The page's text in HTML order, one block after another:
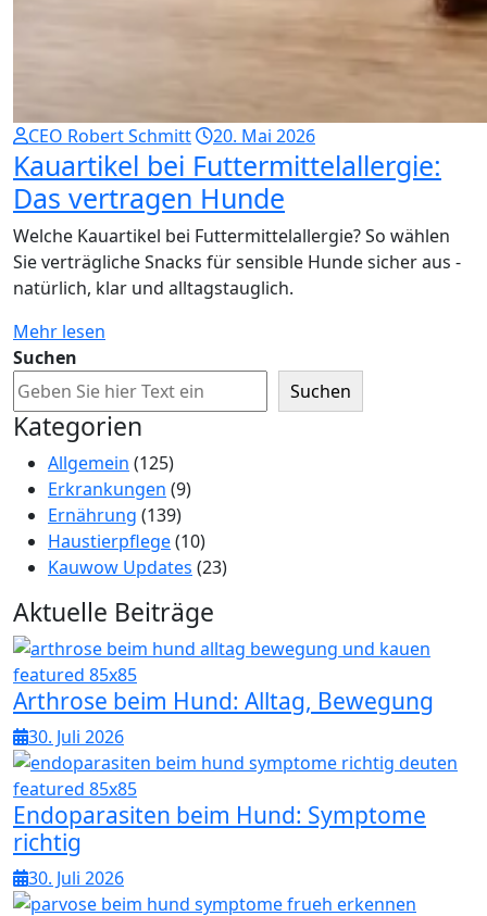
CEO Robert Schmitt 20. Mai 2026
Kauartikel bei Futtermittelallergie:
Das vertragen Hunde
Welche Kauartikel bei Futtermittelallergie? So wählen
Sie verträgliche Snacks für sensible Hunde sicher aus -
natürlich, klar und alltagstauglich.
Mehr lesen
Suchen
Suchen
Kategorien
Allgemein (125)
Erkrankungen (9)
Ernährung (139)
Haustierpflege(10)
Kauwow Updates (23)
Aktuelle Beiträge
Arthrose beim Hund: Alltag, Bewegung
30. Juli 2026
Endoparasiten beim Hund: Symptome
richtig
30. Juli 2026